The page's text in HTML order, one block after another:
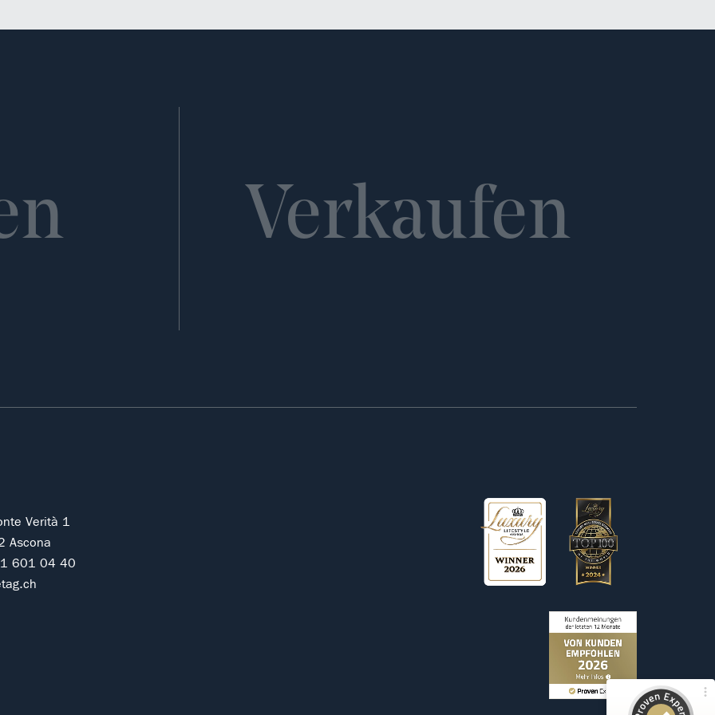
Verkaufen
Verità 1
Ascona
601 04 40
Kundenbewertungen und Erfahrungen zu
Wetag Consulting
Empfehlungen auf
ProvenExpert.com
156
Bewertungen auf ProvenExpert.com